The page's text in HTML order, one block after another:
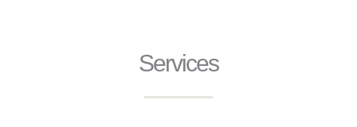
Services